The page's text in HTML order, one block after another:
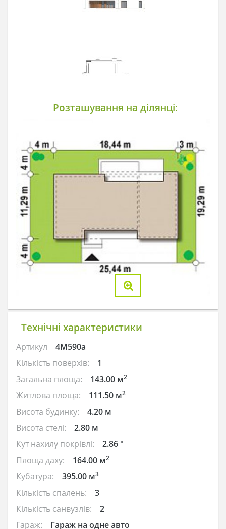
Розташування на ділянці:
Технічні характеристики
Артикул
4M590a
Кількість поверхів:
1
Загальна площа:
143.00 м2
Житлова площа: 111.50 м2
Висота будинку:
4.20 м
Висота стелі:
2.80 м
Кут нахилу покрівлі:
2.86 °
Площа даху:
164.00 м2
Кубатура: 395.00 м3
Кількість спалень:
3
Кількість санвузлів:
2
Гараж:
Гараж на одне авто